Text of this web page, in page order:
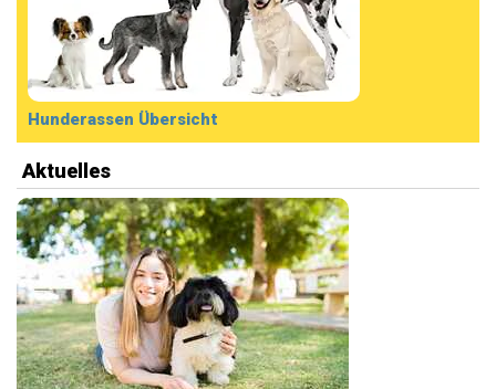
Hunderassen Übersicht
Aktuelles